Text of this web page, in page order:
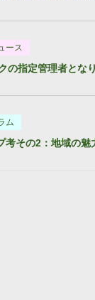
ース
の指定管理者とな
ム
考その2：地域の魅